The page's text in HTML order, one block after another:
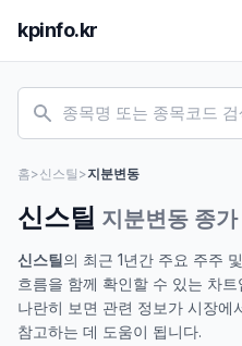
kpinfo.kr
홈>신스틸 >지분변동
신스틸 지분변동 종
신스틸의 최근 1년간 주요 주주
흐름을 함께 확인할 수 있는 차
나란히 보면 관련 정보가 시장에
참고하는 데 도움이 됩니다.